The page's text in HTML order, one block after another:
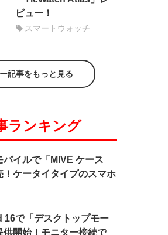
ビュー！
スマートウォッチ
記事をもっと見る
ランキング
バイルで「MIVE ケース
！ケータイタイプのスマホ
16で「デスクトップモー
供開始！モニター接続で